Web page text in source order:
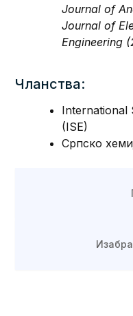
Journal of
Journal of
Engineering
Чланства:
International
(ISE)
Српско